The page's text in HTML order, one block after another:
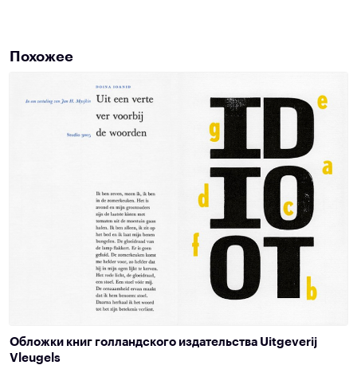
Похожее
Обложки книг голландского издательства Uitgeverij
Vleugels